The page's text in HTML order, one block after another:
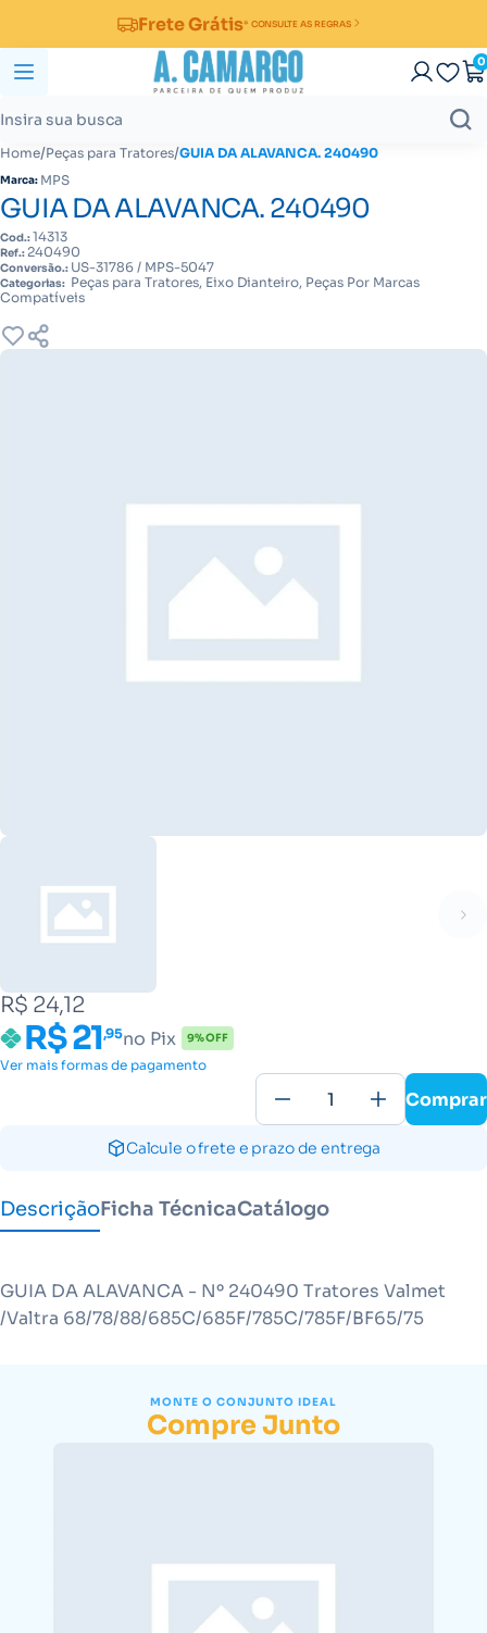
Frete Grátis* CONSULTE AS REGRAS
0
Home/Peças para Tratores/GUIA DA ALAVANCA. 240490
Marca: MPS
GUIA DA ALAVANCA. 240490
Cod.:14313
Ref.: 240490
Conversão.: US-31786 / MPS-5047
Categorias: Peças para Tratores, Eixo Dianteiro, Peças Por Marcas
Compatíveis
R$ 24,12
R$ 21,95no Pix 9% OFF
Ver mais formas de pagamento
Comprar
Calcule o frete e prazo de entrega
DescriçãoFicha TécnicaCatálogo
GUIA DA ALAVANCA - Nº 240490 Tratores Valmet
/Valtra 68/78/88/685C/685F/785C/785F/BF65/75
MONTE O CONJUNTO IDEAL
Compre Junto